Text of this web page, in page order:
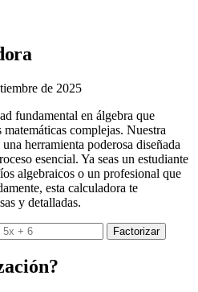
de 2025
fundamental en álgebra que
complejas. Nuestra
herramienta poderosa diseñada
esencial. Ya seas un estudiante
algebraicos o un profesional que
esta calculadora te
y detalladas.
Factorizar